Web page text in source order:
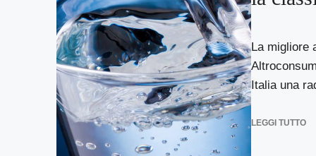
La migliore
Italia una
LEGGI TUTTO